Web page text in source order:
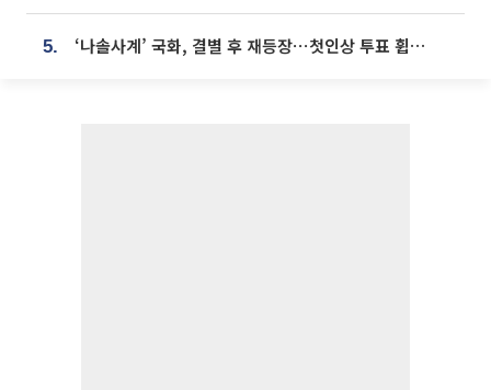
5. ‘나솔사계’ 국화, 결별 후 재등장⋯첫인상 투표 휩쓸고 ‘인기녀’ 등극